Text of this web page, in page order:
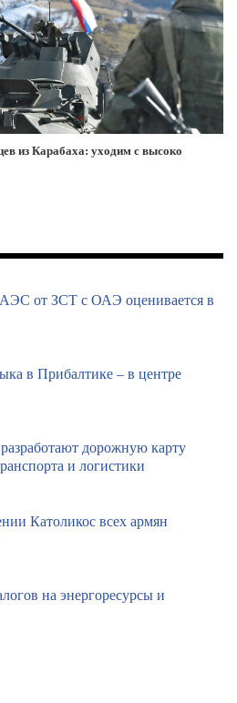
из Карабаха: уходим с высоко
от ЗСТ с ОАЭ оценивается в
в Прибалтике – в центре
дорожную карту
и логистики
Католикос всех армян
на энергоресурсы и